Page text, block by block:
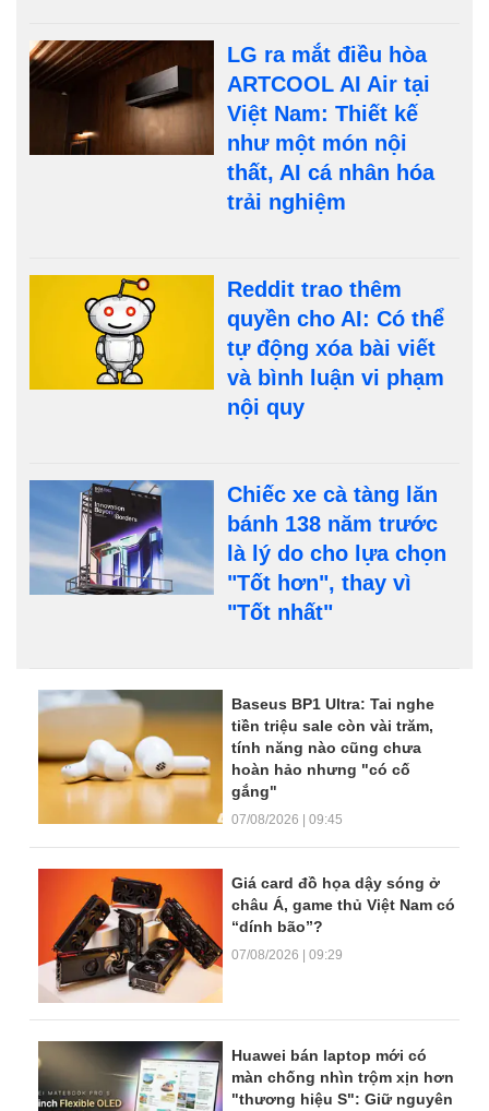
LG ra mắt điều hòa
ARTCOOL AI Air tại
Việt Nam: Thiết kế
như một món nội
thất, AI cá nhân hóa
trải nghiệm
Reddit trao thêm
quyền cho AI: Có thể
tự động xóa bài viết
và bình luận vi phạm
nội quy
Chiếc xe cà tàng lăn
bánh 138 năm trước
là lý do cho lựa chọn
"Tốt hơn", thay vì
"Tốt nhất"
Dòng tin trang chủBaseus BP1 Ultra: Tai nghe
tiền triệu sale còn vài trăm,
tính năng nào cũng chưa
hoàn hảo nhưng "có cố
gắng"
07/08/2026 | 09:45
Giá card đồ họa dậy sóng ở
châu Á, game thủ Việt Nam có
“dính bão”?
07/08/2026 | 09:29
Huawei bán laptop mới có
màn chống nhìn trộm xịn hơn
"thương hiệu S": Giữ nguyên